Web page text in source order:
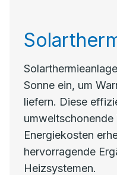
Sonne ein, um
liefern. Diese
Energiekosten
hervorragende
Heizsystemen.